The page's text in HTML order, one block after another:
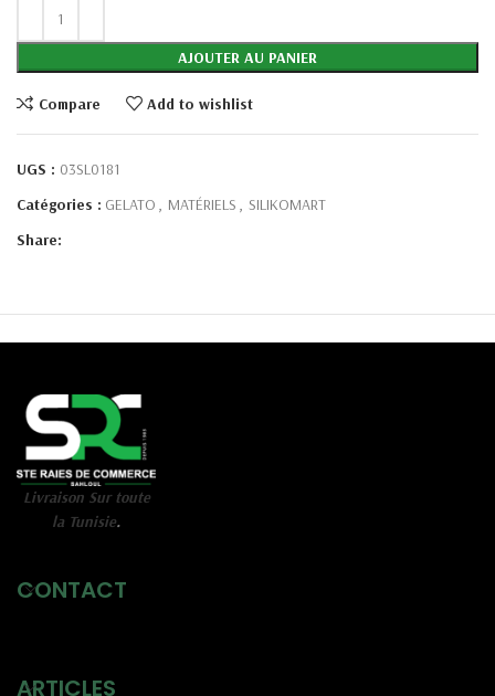
AJOUTER AU PANIER
Compare Add to wishlist
UGS : 03SL0181
Catégories : GELATO , MATÉRIELS , SILIKOMART
Share:
Livraison Sur toute
la Tunisie.
CONTACT
ARTICLES